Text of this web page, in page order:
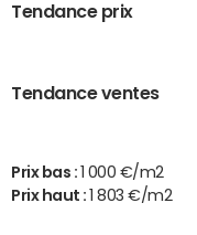
Tendance prix
Tendance ventes
Prix bas : 1 000 €/m2
Prix haut :1 803 €/m2